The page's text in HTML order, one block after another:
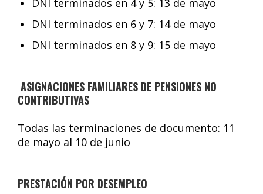
DNI terminados en 6 y 7: 14 de mayo
DNI terminados en 8 y 9: 15 de mayo
ASIGNACIONES FAMILIARES DE PENSIONES NO
CONTRIBUTIVAS
Todas las terminaciones de documento: 11
de mayo al 10 de junio
PRESTACIÓN POR DESEMPLEO